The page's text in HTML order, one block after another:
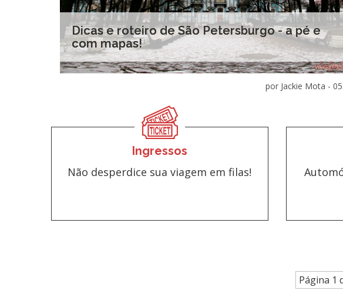
Dicas e roteiro de São Petersburgo - a pé e
com mapas!
por Jackie Mota -
Ingressos
Não desperdice sua viagem em filas!
Página 1